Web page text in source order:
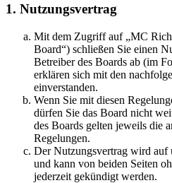
1. Nutzungsvertrag
Mit dem Zugriff auf „MC
Board“) schließen Sie einen
Betreiber des Boards ab (im
erklären sich mit den
einverstanden.
Wenn Sie mit diesen
dürfen Sie das Board nicht
des Boards gelten jeweils die
Regelungen.
Der Nutzungsvertrag wird auf
und kann von beiden Seiten
jederzeit gekündigt werden.